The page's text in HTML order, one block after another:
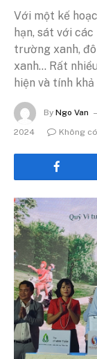
Với một kế
hạn, sát với
trường xanh,
xanh… Rất
hiện và tính
By Ngo Van
2024
Không